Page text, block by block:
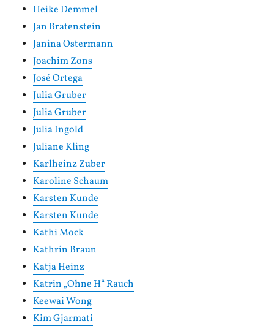
Heike Demmel
Jan Bratenstein
Janina Ostermann
Joachim Zons
José Ortega
Julia Gruber
Julia Gruber
Julia Ingold
Juliane Kling
Karlheinz Zuber
Karoline Schaum
Karsten Kunde
Karsten Kunde
Kathi Mock
Kathrin Braun
Katja Heinz
Katrin „Ohne H“ Rauch
Keewai Wong
Kim Gjarmati